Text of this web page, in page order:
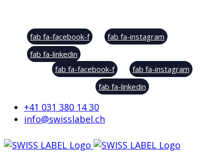
fab fa-facebook-f
fab fa-instagram
fab fa-linkedin
fab fa-facebook-f
fab fa-instagram
fab fa-linkedin
+41 031 380 14 30
info@swisslabel.ch